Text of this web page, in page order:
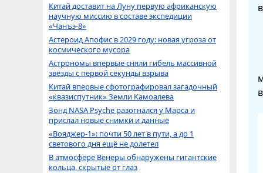
Китай доставит на Луну первую африканскую
научную миссию в составе экспедиции
«Чанъэ-8»
Астероид Апофис в 2029 году: новая угроза от
космического мусора
Астрономы впервые сняли гибель массивной
звезды с первой секунды взрыва
Китай впервые сфотографировал загадочный
«квазиспутник» Земли Камоалева
Зонд NASA Psyche разогнался у Марса и
прислал новые снимки и данные
«Вояджер-1»: почти 50 лет в пути, а до 1
светового дня ещё не долетел
В атмосфере Венеры обнаружены гигантские
кольца, скрытые от глаз